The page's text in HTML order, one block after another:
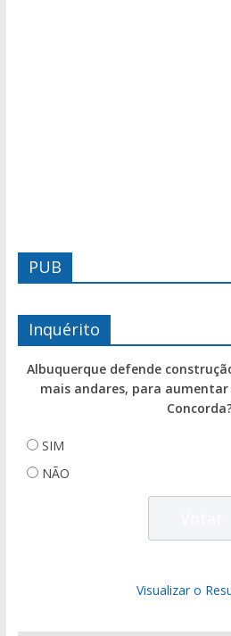
PUB
Inquérito
Albuquerque defende
mais andares, para
SIM
NÃO
Visualizar o